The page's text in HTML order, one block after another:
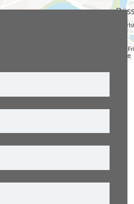
© OpenStreetMap-Mitwirkende